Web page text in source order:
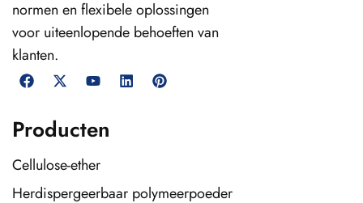
normen en flexibele oplossingen
voor uiteenlopende behoeften van
klanten.
Producten
Cellulose-ether
Herdispergeerbaar polymeerpoeder